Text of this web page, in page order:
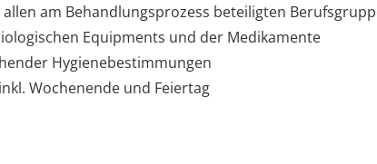
am Behandlungsprozess beteiligten
Equipments und der Medikamente
Hygienebestimmungen
Wochenende und Feiertag